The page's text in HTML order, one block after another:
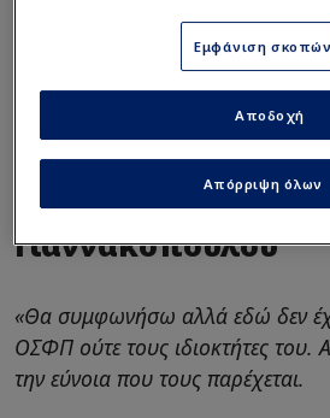
βήματα
instagram
Η απάντηση του
Γιαννακόπουλου
«Θα συμφωνήσω αλλά εδώ δεν
ΟΣΦΠ ούτε τους ιδιοκτήτες
την εύνοια που τους παρέχεται.
Εμφάνιση σκοπών
Απόρριψη όλων
Αποδοχή